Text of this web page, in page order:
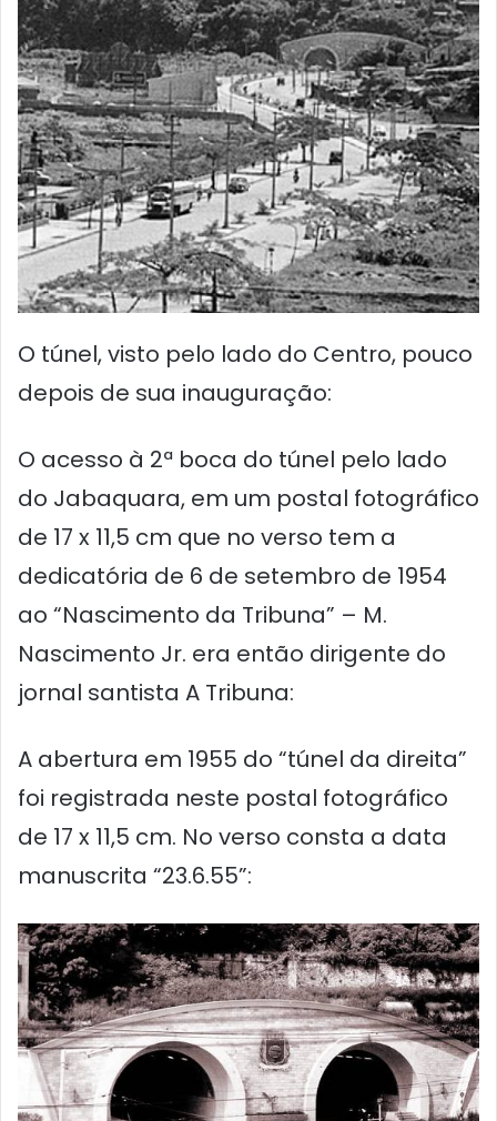
O túnel, visto pelo lado do Centro, pouco
depois de sua inauguração:
O acesso à 2ª boca do túnel pelo lado
do Jabaquara, em um postal fotográfico
de 17 x 11,5 cm que no verso tem a
dedicatória de 6 de setembro de 1954
ao “Nascimento da Tribuna” – M.
Nascimento Jr. era então dirigente do
jornal santista A Tribuna:
A abertura em 1955 do “túnel da direita”
foi registrada neste postal fotográfico
de 17 x 11,5 cm. No verso consta a data
manuscrita “23.6.55”: